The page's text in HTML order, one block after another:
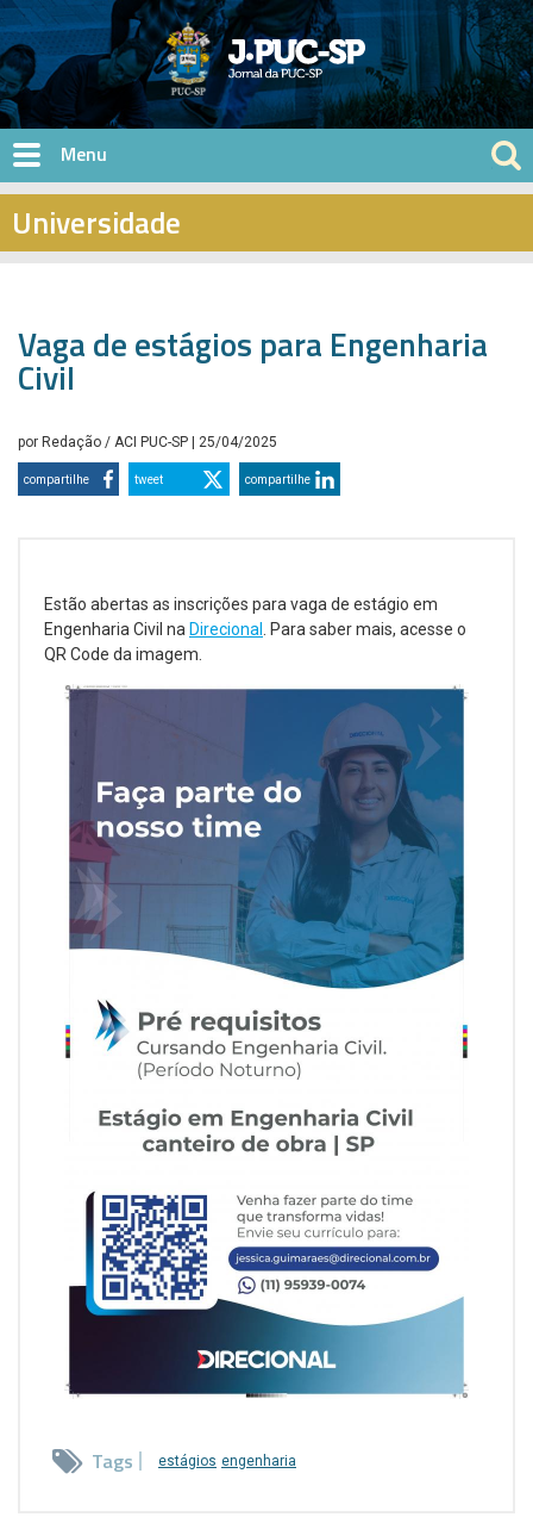
Pular para o conteúdo principal
Universidade
Vaga de estágios para Engenharia
Civil
por Redação / ACI PUC-SP | 25/04/2025
compartilhe tweet compartilhe
Estão abertas as inscrições para vaga de estágio em
Engenharia Civil na Direcional
. Para saber mais, acesse o
QR Code da imagem.
Tags estágios engenharia